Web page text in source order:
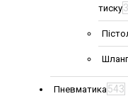
тиску
Пневматика543